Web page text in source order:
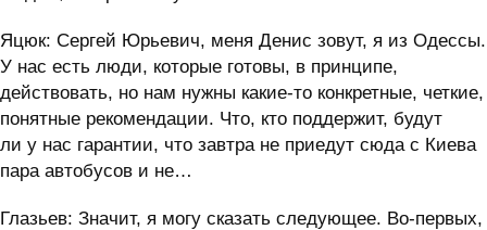
Яцюк: Сергей Юрьевич, меня Денис зовут, я из Одессы.
У нас есть люди, которые готовы, в принципе,
действовать, но нам нужны какие-то конкретные, четкие,
понятные рекомендации. Что, кто поддержит, будут
ли у нас гарантии, что завтра не приедут сюда с Киева
пара автобусов и не…
Глазьев: Значит, я могу сказать следующее. Во-первых,